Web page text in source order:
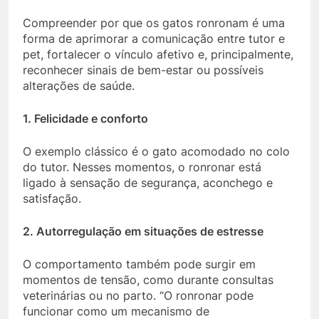
Compreender por que os gatos ronronam é uma
forma de aprimorar a comunicação entre tutor e
pet, fortalecer o vínculo afetivo e, principalmente,
reconhecer sinais de bem-estar ou possíveis
alterações de saúde.
1. Felicidade e conforto
O exemplo clássico é o gato acomodado no colo
do tutor. Nesses momentos, o ronronar está
ligado à sensação de segurança, aconchego e
satisfação.
2. Autorregulação em situações de estresse
O comportamento também pode surgir em
momentos de tensão, como durante consultas
veterinárias ou no parto. “O ronronar pode
funcionar como um mecanismo de